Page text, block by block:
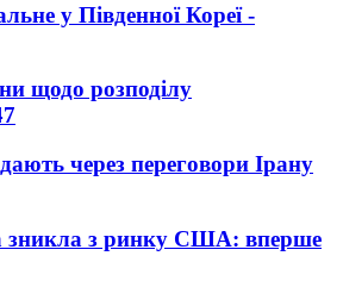
у Південної Кореї -
щодо розподілу
через переговори Ірану
зникла з ринку США: вперше